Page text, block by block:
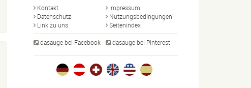
Kontakt
Impressum
Datenschutz
Nutzungsbedingungen
Link zu uns
Seitenindex
dasauge bei Facebook dasauge bei Pinterest